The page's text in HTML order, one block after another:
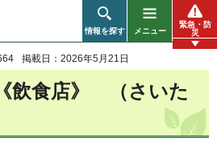
情報を探す メニュー
緊急・防
災
掲載日：2026年5月21日
飲食店》 （さいた